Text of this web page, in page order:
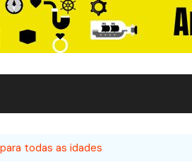
todas as idades